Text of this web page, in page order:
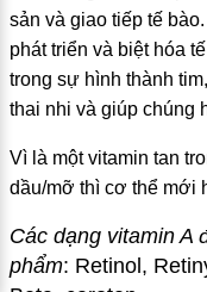
sản và giao tiếp tế
phát triển và biệt hóa
trong sự hình thành
thai nhi và giúp chúng
Vì là một vitamin tan
dầu/mỡ thì cơ thể mới
Các dạng vitamin A
phẩm: Retinol,